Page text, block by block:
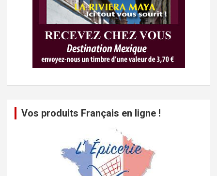
Vos produits Français en ligne !